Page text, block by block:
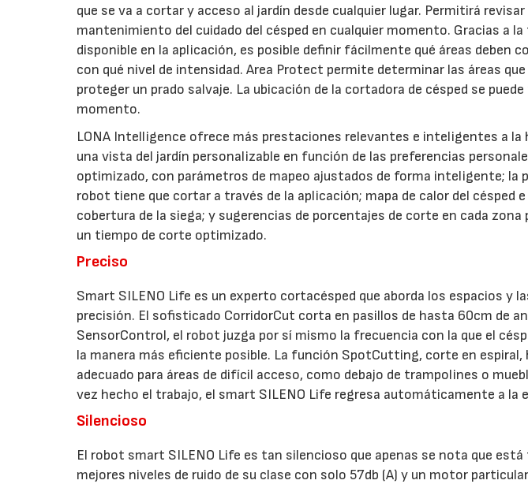
que se va a cortar y acceso al jardín desde cualquier lugar. Permitirá
mantenimiento del cuidado del césped en cualquier momento. Gracias a
disponible en la aplicación, es posible definir fácilmente qué áreas deben
con qué nivel de intensidad. Area Protect permite determinar las áreas
proteger un prado salvaje. La ubicación de la cortadora de césped se
momento.
LONA Intelligence ofrece más prestaciones relevantes e inteligentes a la
una vista del jardín personalizable en función de las preferencias
optimizado, con parámetros de mapeo ajustados de forma inteligente; la
robot tiene que cortar a través de la aplicación; mapa de calor del césped
cobertura de la siega; y sugerencias de porcentajes de corte en cada
un tiempo de corte optimizado.
Preciso
Smart SILENO Life es un experto cortacésped que aborda los espacios y
precisión. El sofisticado CorridorCut corta en pasillos de hasta 60cm de
SensorControl, el robot juzga por sí mismo la frecuencia con la que el
la manera más eficiente posible. La función SpotCutting, corte en espiral,
adecuado para áreas de difícil acceso, como debajo de trampolines o
vez hecho el trabajo, el smart SILENO Life regresa automáticamente a la
Silencioso
El robot smart SILENO Life es tan silencioso que apenas se nota que
mejores niveles de ruido de su clase con solo 57db (A) y un motor